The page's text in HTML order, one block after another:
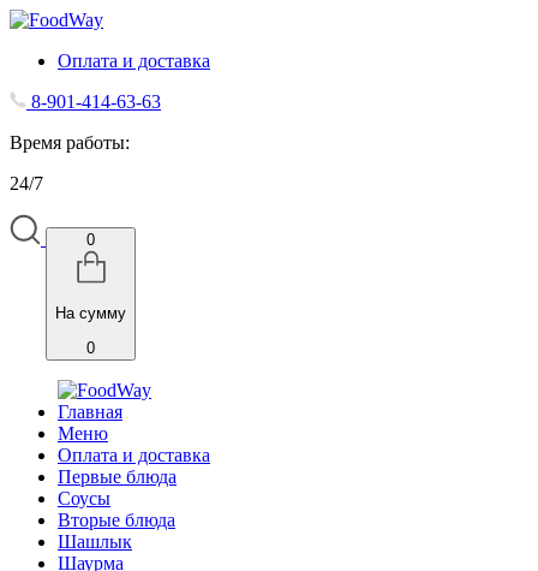
Оплата и доставка
8-901-414-63-63
Время работы:
24/7
0
На сумму
0
Главная
Меню
Оплата и доставка
Первые блюда
Соусы
Вторые блюда
Шашлык
Шаурма